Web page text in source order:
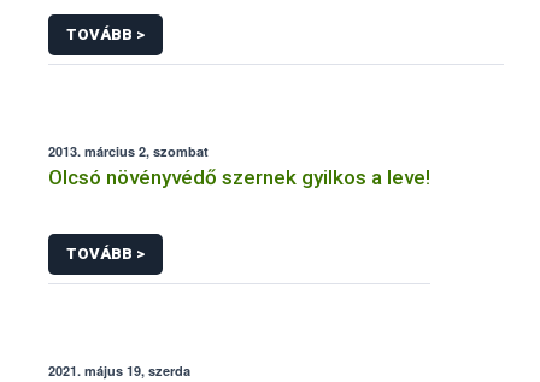
TOVÁBB >
2013. március 2, szombat
Olcsó növényvédő szernek gyilkos a leve!
TOVÁBB >
2021. május 19, szerda